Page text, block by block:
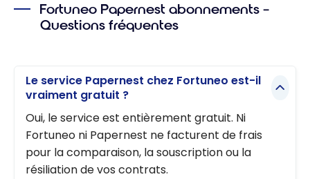
Fortuneo Papernest abonnements –
Questions fréquentes
Le service Papernest chez Fortuneo est-il
vraiment gratuit ?
Oui, le service est entièrement gratuit. Ni
Fortuneo ni Papernest ne facturent de frais
pour la comparaison, la souscription ou la
résiliation de vos contrats.